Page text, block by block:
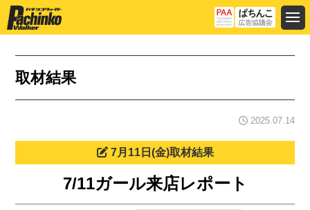
取材結果
2025.07.14
7月11日(金)取材結果
7/11ガール来店レポート